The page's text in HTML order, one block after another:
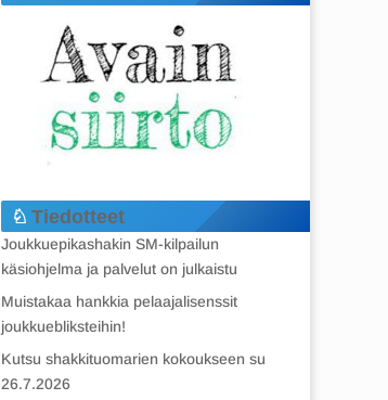
Tiedotteet
Joukkuepikashakin SM-kilpailun
käsiohjelma ja palvelut on julkaistu
Muistakaa hankkia pelaajalisenssit
joukkuebliksteihin!
Kutsu shakkituomarien kokoukseen su
26.7.2026